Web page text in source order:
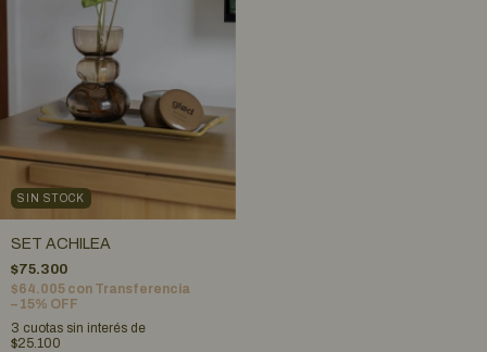
SIN STOCK
SET ACHILEA
$75.300
$64.005 con Transferencia
– 15% OFF
3 cuotas sin interés de
$25.100